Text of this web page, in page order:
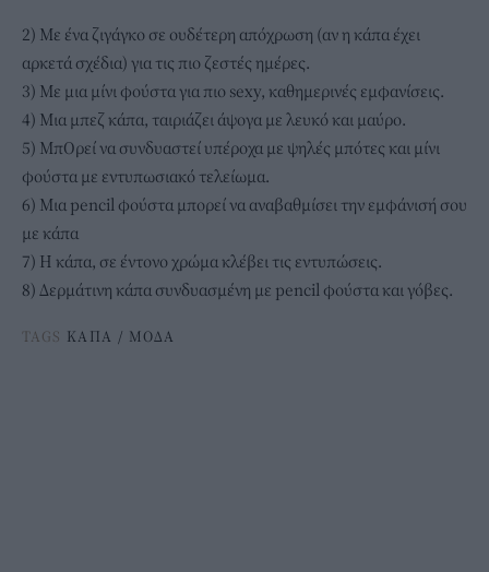
2) Με ένα ζιγάγκο σε ουδέτερη απόχρωση (αν η κάπα έχει
αρκετά σχέδια) για τις πιο ζεστές ημέρες.
3) Με μια μίνι φούστα για πιο sexy, καθημερινές εμφανίσεις.
4) Μια μπεζ κάπα, ταιριάζει άψογα με λευκό και μαύρο.
5) ΜπΟρεί να συνδυαστεί υπέροχα με ψηλές μπότες και μίνι
φούστα με εντυπωσιακό τελείωμα.
6) Μια pencil φούστα μπορεί να αναβαθμίσει την εμφάνισή σου
με κάπα
7) Η κάπα, σε έντονο χρώμα κλέβει τις εντυπώσεις.
8) Δερμάτινη κάπα συνδυασμένη με pencil φούστα και γόβες.
TAGS ΚΑΠΑ / ΜΟΔΑ